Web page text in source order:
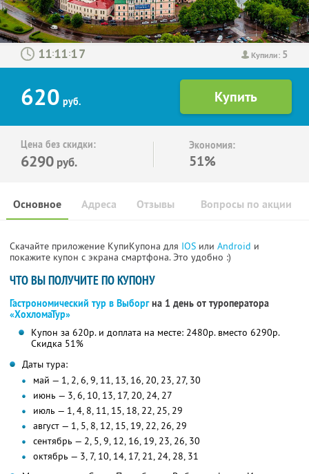
Купили: 5
: :
620 руб.
Цена без скидки:
6290 руб.
Экономия:
51%
Основное Отзывы Вопросы по акции
Адреса
Скачайте приложение КупиКупона для IOS или Android и
покажите купон с экрана смартфона. Это удобно :)
ЧТО ВЫ ПОЛУЧИТЕ ПО КУПОНУ
Гастрономический тур в Выборгна 1 день от туроператора
«ХохломаТур»
Купон за 620р. и доплата на месте: 2480р. вместо 6290р.
Скидка 51%
Даты тура:
май — 1, 2, 6, 9, 11, 13, 16, 20, 23, 27, 30
июнь — 3, 6, 10, 13, 17, 20, 24, 27
июль — 1, 4, 8, 11, 15, 18, 22, 25, 29
август — 1, 5, 8, 12, 15, 19, 22, 26, 29
сентябрь — 2, 5, 9, 12, 16, 19, 23, 26, 30
октябрь — 3, 7, 10, 14, 17, 21, 24, 28, 31